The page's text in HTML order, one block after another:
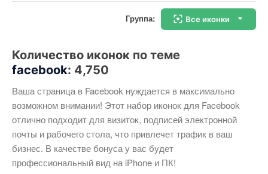
Группа: Все иконки
Количество иконок по теме
facebook: 4,750
Ваша страница в Facebook нуждается в максимально
возможном внимании! Этот набор иконок для Facebook
отлично подходит для визиток, подписей электронной
почты и рабочего стола, что привлечет трафик в ваш
бизнес. В качестве бонуса у вас будет
профессиональный вид на iPhone и ПК!